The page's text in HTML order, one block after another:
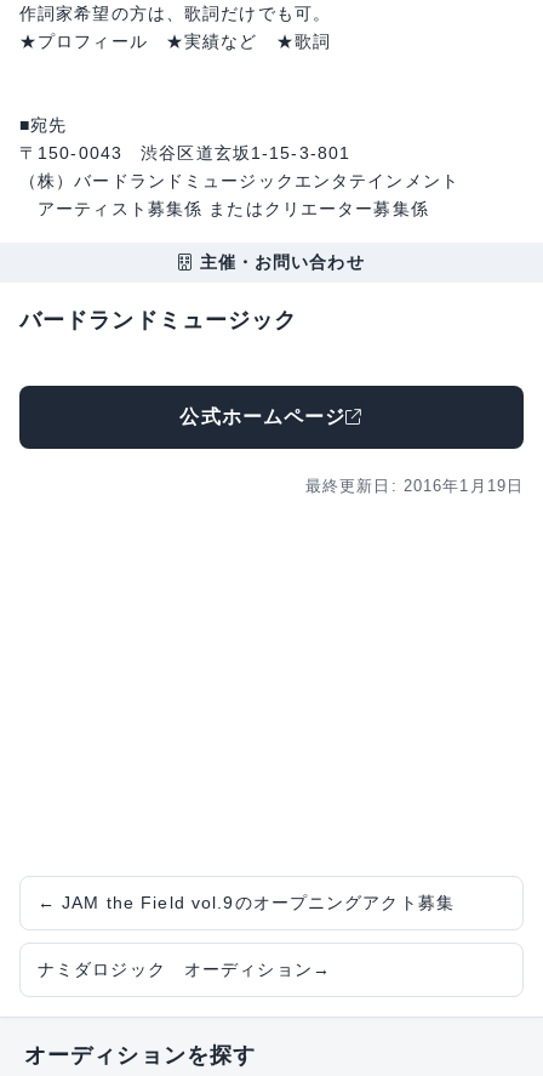
作詞家希望の方は、歌詞だけでも可。
★プロフィール ★実績など ★歌詞
■宛先
〒150-0043 渋谷区道玄坂1-15-3-801
（株）バードランドミュージックエンタテインメント
アーティスト募集係 またはクリエーター募集係
主催・お問い合わせ
バードランドミュージック
公式ホームページ
最終更新日: 2016年1月19日
← JAM the Field vol.9のオープニングアクト募集
ナミダロジック オーディション →
オーディションを探す